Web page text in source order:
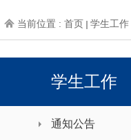
学院院刊
当前位置 : 首页 学生工作
学生工作
通知公告